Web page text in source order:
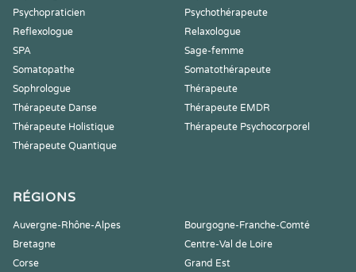
Psychopraticien
Psychothérapeute
Reflexologue
Relaxologue
SPA
Sage-femme
Somatopathe
Somatothérapeute
Sophrologue
Thérapeute
Thérapeute Danse
Thérapeute EMDR
Thérapeute Holistique
Thérapeute Psychocorporel
Thérapeute Quantique
RÉGIONS
Auvergne-Rhône-Alpes
Bourgogne-Franche-Comté
Bretagne
Centre-Val de Loire
Corse
Grand Est